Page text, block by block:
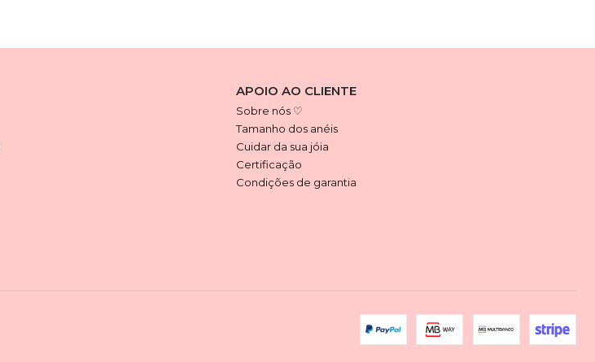
APOIO AO CLIENTE
Sobre nós ♡
Tamanho dos anéis
Cuidar da sua jóia
Certificação
Condições de garantia